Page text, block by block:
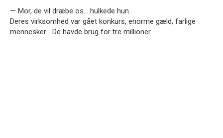
— Mor, de vil dræbe os… hulkede hun.
Deres virksomhed var gået konkurs, enorme gæld, farlige
mennesker… De havde brug for tre millioner.